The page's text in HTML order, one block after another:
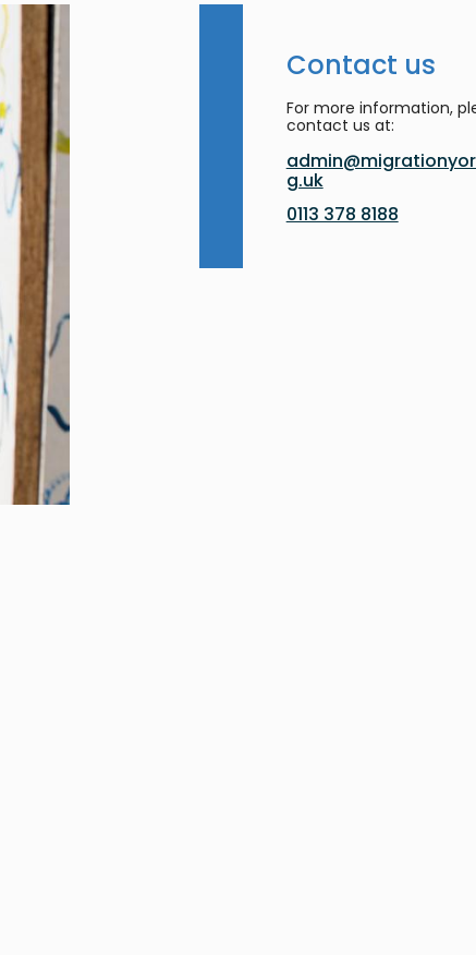
Contact us
For more information,
contact us at:
g.uk
0113 378 8188